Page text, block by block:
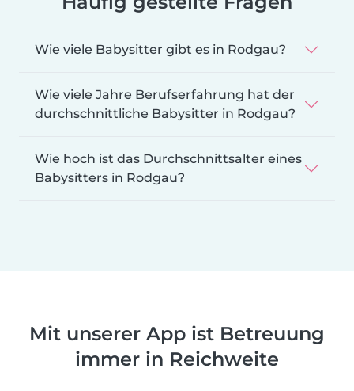
Wie viele Babysitter gibt es in Rodgau?
Wie viele Jahre Berufserfahrung hat der
durchschnittliche Babysitter in Rodgau?
Wie hoch ist das Durchschnittsalter eines
Babysitters in Rodgau?
Mit unserer App ist Betreuung
immer in Reichweite